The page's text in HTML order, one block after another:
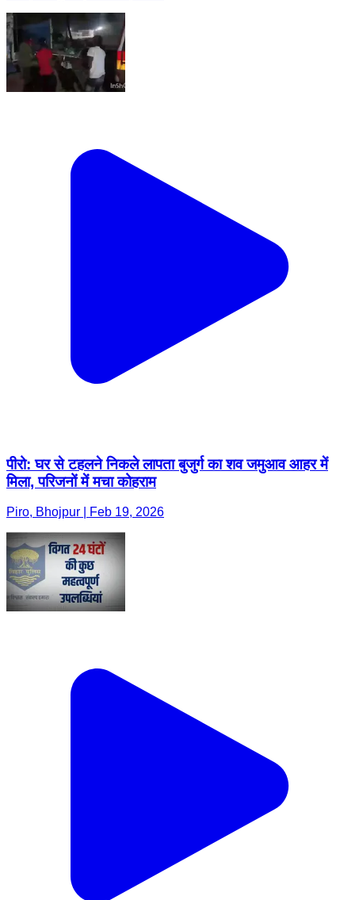
पीरो: घर से टहलने निकले लापता बुजुर्ग का शव जमुआव आहर में
मिला, परिजनों में मचा कोहराम
Piro, Bhojpur | Feb 19, 2026